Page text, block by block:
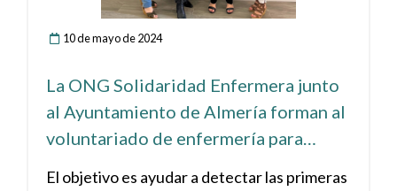
10 de mayo de 2024
La ONG Solidaridad Enfermera junto
al Ayuntamiento de Almería forman al
voluntariado de enfermería para
El objetivo es ayudar a detectar las primeras